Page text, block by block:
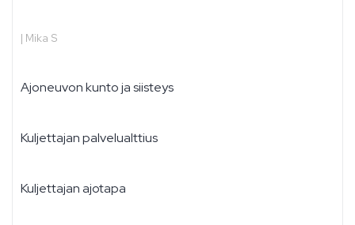
| Mika S
Ajoneuvon kunto ja siisteys
Kuljettajan palvelualttius
Kuljettajan ajotapa